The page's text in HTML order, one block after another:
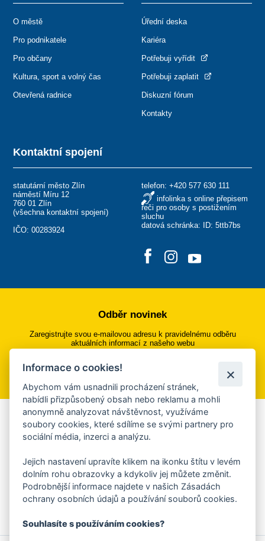
Kontaktní spojení
statutární město Zlín
náměstí Míru 12
760 01 Zlín
(všechna kontaktní spojení)
IČO: 00283924
telefon: +420 577 630 111
infolinka s online přepisem
řeči pro osoby s postižením
sluchu
datová schránka: ID: 5ttb7bs
O městě
Pro podnikatele
Pro občany
Kultura, sport a volný čas
Otevřená radnice
Úřední deska
Kariéra
Potřebuji vyřídit
Potřebuji zaplatit
Diskuzní fórum
Kontakty
Odběr novinek
Zaregistrujte svou e-mailovou adresu k pravidelnému odběru
aktuálních informací z našeho webu
Přihlásit se k odběru
Aplikace Mobilní rozhlas
Chcete dostávat do svého mobilu či mailu upozornění na
ankety, pozvánky na kulturní a sportovní akce?
Více informací o aplikaci
Informace o cookies!
Abychom vám usnadnili procházení stránek,
nabídli přizpůsobený obsah nebo reklamu a mohli
anonymně analyzovat návštěvnost, využíváme
soubory cookies, které sdílíme se svými partnery pro
sociální média, inzerci a analýzu.
Jejich nastavení upravíte klikem na ikonku štítu v levém
dolním rohu obrazovky a kdykoliv jej můžete změnit.
Podrobnější informace najdete v našich Zásadách
ochrany osobních údajů a používání souborů cookies.
Souhlasíte s používáním cookies?